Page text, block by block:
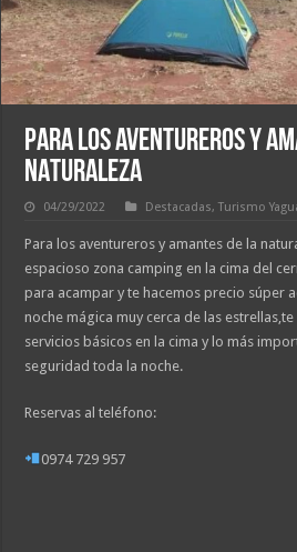
PARA LOS AVENTUREROS Y
NATURALEZA
04/29/2022 Destacadas,Turismo
Para los aventureros y amantes de la
espacioso zona camping en la cima del
para acampar y te hacemos precio súper
noche mágica muy cerca de las
servicios básicos en la cima y lo más
seguridad toda la noche.
Reservas al teléfono:
0974 729 957